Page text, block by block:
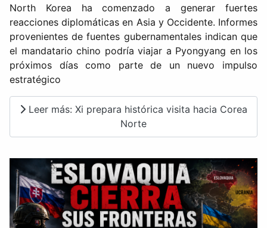
North Korea ha comenzado a generar fuertes
reacciones diplomáticas en Asia y Occidente. Informes
provenientes de fuentes gubernamentales indican que
el mandatario chino podría viajar a Pyongyang en los
próximos días como parte de un nuevo impulso
estratégico
Leer más: Xi prepara histórica visita hacia Corea
Norte